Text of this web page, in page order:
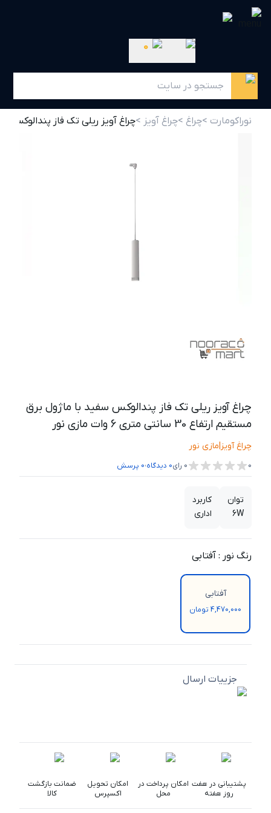
0
نوراکومارت >چراغ >چراغ آویز >چراغ آویز ریلی تک فاز پندالوکس سفید با ماژول
چراغ آویز ریلی تک فاز پندالوکس سفید با ماژول برق
مستقیم ارتفاع 30 سانتی متری 6 وات مازی نور
چراغ آویز|مازی نور
0
0 رای0 دیدگاه،0 پرسش
توان
6W
کاربرد
اداری
رنگ نور : آفتابی
آفتابی
4,470,000 تومان
جزییات ارسال
پشتیبانی در هفت
روز هفته
امکان پرداخت در
محل
امکان تحویل
اکسپرس
ضمانت بازگشت
کالا